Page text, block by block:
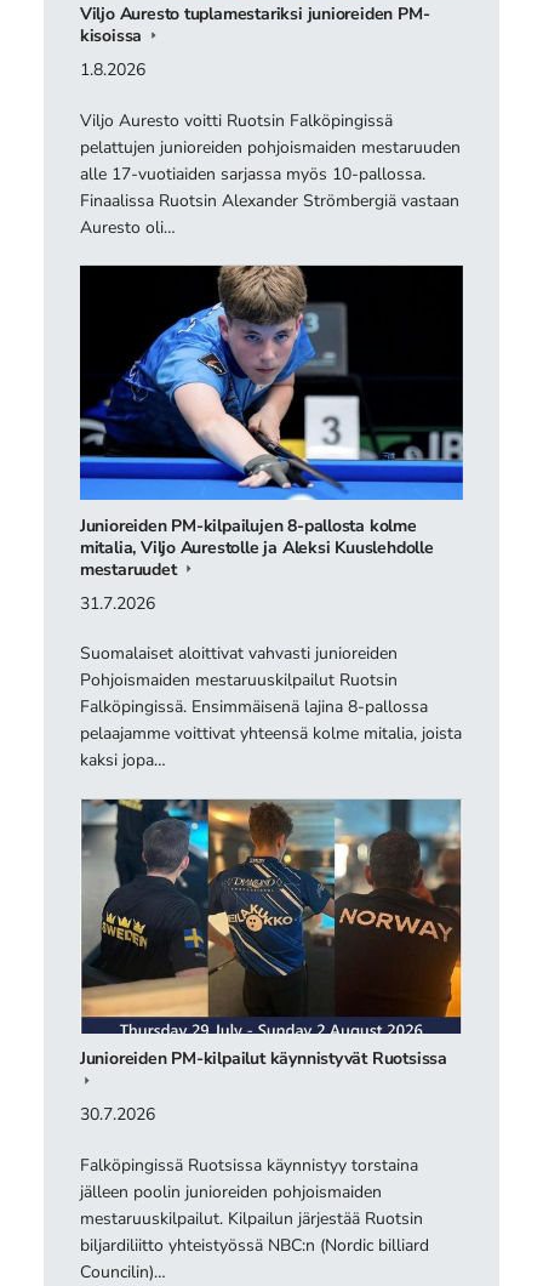
Viljo Auresto tuplamestariksi junioreiden PM-
kisoissa
1.8.2026
Viljo Auresto voitti Ruotsin Falköpingissä
pelattujen junioreiden pohjoismaiden mestaruuden
alle 17-vuotiaiden sarjassa myös 10-pallossa.
Finaalissa Ruotsin Alexander Strömbergiä vastaan
Auresto oli…
Junioreiden PM-kilpailujen 8-pallosta kolme
mitalia, Viljo Aurestolle ja Aleksi Kuuslehdolle
mestaruudet
31.7.2026
Suomalaiset aloittivat vahvasti junioreiden
Pohjoismaiden mestaruuskilpailut Ruotsin
Falköpingissä. Ensimmäisenä lajina 8-pallossa
pelaajamme voittivat yhteensä kolme mitalia, joista
kaksi jopa…
Junioreiden PM-kilpailut käynnistyvät Ruotsissa
30.7.2026
Falköpingissä Ruotsissa käynnistyy torstaina
jälleen poolin junioreiden pohjoismaiden
mestaruuskilpailut. Kilpailun järjestää Ruotsin
biljardiliitto yhteistyössä NBC:n (Nordic billiard
Councilin)…